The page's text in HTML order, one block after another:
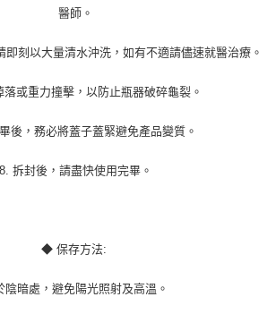
醫師。
即刻以大量清水沖洗，如有不適請儘速就醫治療。
落或重力撞擊，以防止瓶器破碎龜裂。
後，務必將蓋子蓋緊避免產品變質。
8. 拆封後，請盡快使用完畢。
◆ 保存方法:
陰暗處，避免陽光照射及高溫。